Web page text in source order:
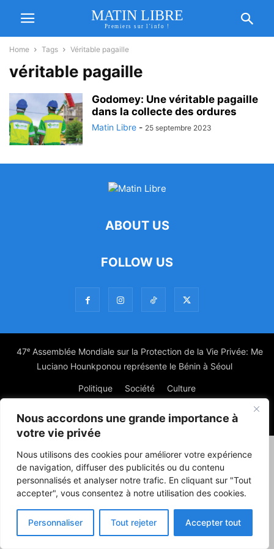
Nous accordons une grande importance à
votre vie privée
Nous utilisons des cookies pour améliorer votre expérience
de navigation, diffuser des publicités ou du contenu
personnalisés et analyser notre trafic. En cliquant sur "Tout
accepter", vous consentez à notre utilisation des cookies.
Personnaliser Tout rejeter Accepter tout
MATIN LIBRE
Premiers sur l'info !
Home Tags Véritable pagaille
véritable pagaille
Godomey: Une véritable pagaille
dans la collecte des ordures
Matin Libre - 25 septembre 2023
ABOUT US
FOLLOW US
47ᵉ Assemblée Mondiale sur la Protection de la Vie Privée: Me
Luciano Hounkponou représente le Bénin à Séoul
Politique Société Culture
© Powered by digitXplus Francophone